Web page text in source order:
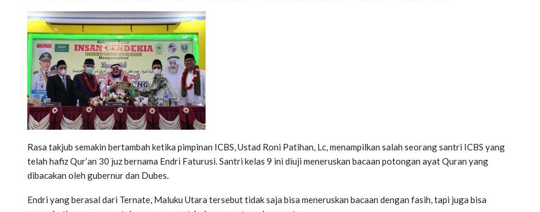
Rasa takjub semakin bertambah ketika pimpinan ICBS, Ustad Roni Patihan, Lc, menampilkan salah seorang santri ICBS yang
telah hafiz Qur’an 30 juz bernama Endri Faturusi. Santri kelas 9 ini diuji meneruskan bacaan potongan ayat Quran yang
dibacakan oleh gubernur dan Dubes.
Endri yang berasal dari Ternate, Maluku Utara tersebut tidak saja bisa meneruskan bacaan dengan fasih, tapi juga bisa